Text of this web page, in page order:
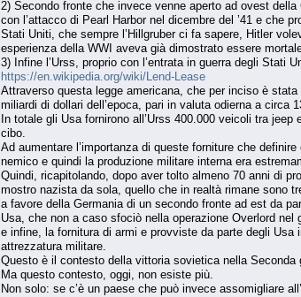
2) Secondo fronte che invece venne aperto ad ovest
con l’attacco di Pearl Harbor nel dicembre del ’41 e che
Stati Uniti, che sempre l’Hillgruber ci fa sapere, Hitler
esperienza della WWI aveva già dimostrato essere
3) Infine l’Urss, proprio con l’entrata in guerra degli Stati
https://en.wikipedia.org/wiki/Lend-Lease
Attraverso questa legge americana, che per inciso è
miliardi di dollari dell’epoca, pari in valuta odierna a circa
In totale gli Usa fornirono all’Urss 400.000 veicoli tra
cibo.
Ad aumentare l’importanza di queste forniture che
nemico e quindi la produzione militare interna era
Quindi, ricapitolando, dopo aver tolto almeno 70 anni di
mostro nazista da sola, quello che in realtà rimane sono
a favore della Germania di un secondo fronte ad est da
Usa, che non a caso sfociò nella operazione Overlord nel
e infine, la fornitura di armi e provviste da parte degli
attrezzatura militare.
Questo è il contesto della vittoria sovietica nella Seconda
Ma questo contesto, oggi, non esiste più.
Non solo: se c’è un paese che può invece assomigliare